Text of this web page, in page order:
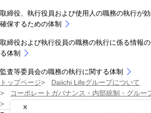
取締役、執行役員および使用人の職務の執行が
確保するための体制
取締役および執行役員の職務の執行に係る情報
る体制
監査等委員会の職務の執行に関する体制
トップページ
Daiichi Lifeグループについて
コーポレートガバナンス・内部統制・グルー
内部統制